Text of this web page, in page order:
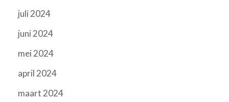
juli 2024
juni 2024
mei 2024
april 2024
maart 2024